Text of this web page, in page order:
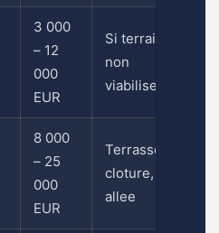
3 000
– 12
000
EUR
Si terrain
non
viabilise
8 000
– 25
000
EUR
Terrasse,
cloture,
allee